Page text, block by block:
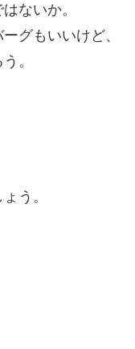
ないか。
グもいいけど、
。
う。